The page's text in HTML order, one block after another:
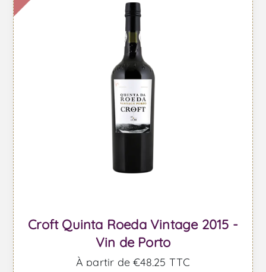
Croft Quinta Roeda Vintage 2015 -
Vin de Porto
À partir de €48,25 TTC